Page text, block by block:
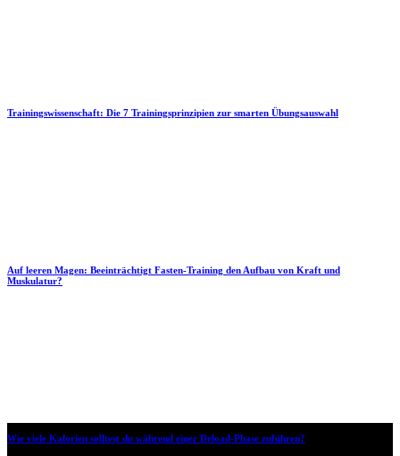
Trainingswissenschaft: Die 7 Trainingsprinzipien zur smarten Übungsauswahl
Auf leeren Magen: Beeinträchtigt Fasten-Training den Aufbau von Kraft und
Muskulatur?
Wie viele Kalorien solltest du während einer Deload-Phase zuführen?